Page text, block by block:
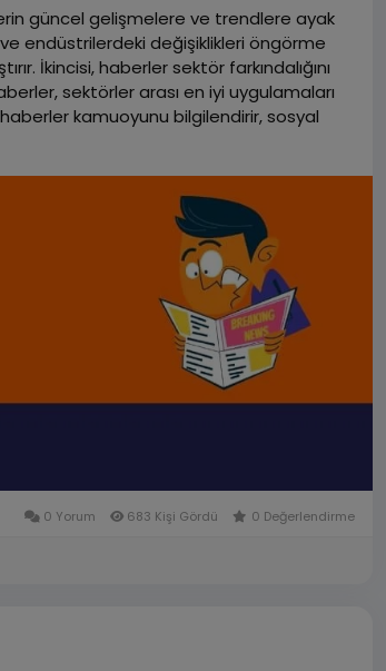
güncel gelişmelere ve trendlere ayak
endüstrilerdeki değişiklikleri öngörme
İkincisi, haberler sektör farkındalığını
sektörler arası en iyi uygulamaları
kamuoyunu bilgilendirir, sosyal
haberlerin sektörlere büyük fayda
0 Yorum 683 Kişi Gördü 0 Değerlendirme